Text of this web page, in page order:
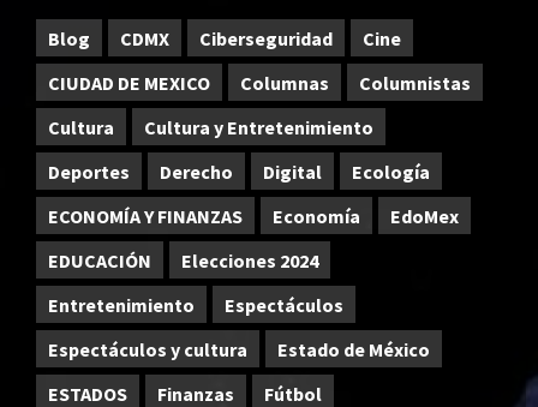
Blog CDMX Ciberseguridad
Cine
CIUDAD DE MEXICO
Columnas
Columnistas
Cultura
Cultura y Entretenimiento
Deportes
Derecho Digital
Ecología
ECONOMÍA Y FINANZAS
Economía
EdoMex
EDUCACIÓN
Elecciones 2024
Entretenimiento
Espectáculos
Espectáculos y cultura
Estado de México
ESTADOS
Finanzas
Fútbol